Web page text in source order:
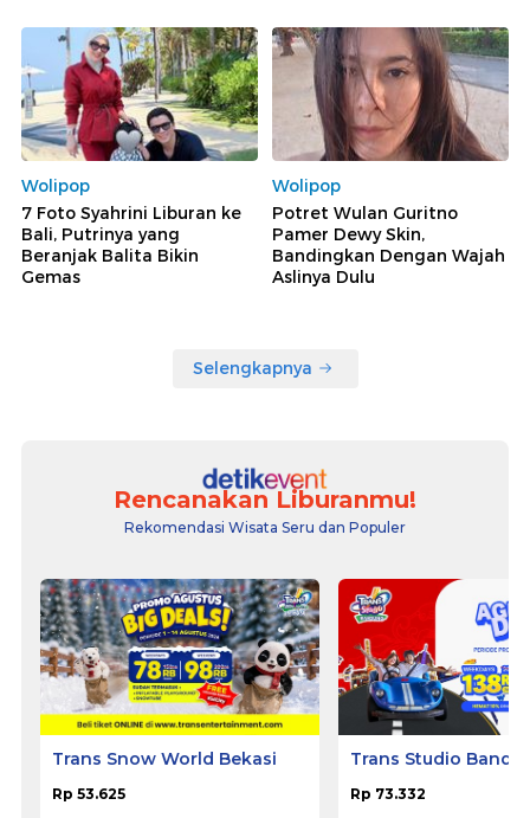
Wolipop
7 Foto Syahrini Liburan ke
Bali, Putrinya yang
Beranjak Balita Bikin
Gemas
Wolipop
Potret Wulan Guritno
Pamer Dewy Skin,
Bandingkan Dengan Wajah
Aslinya Dulu
Selengkapnya
Rencanakan Liburanmu!
Rekomendasi Wisata Seru dan Populer
Trans Snow World Bekasi
Rp 53.625
Trans Studio
Rp 73.332